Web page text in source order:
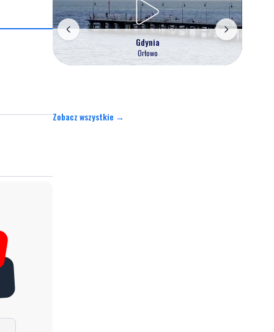
Gdynia
Orłowo
Zobacz wszystkie →